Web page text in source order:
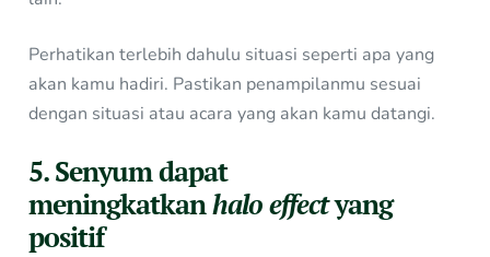
Perhatikan terlebih dahulu situasi seperti apa yang
akan kamu hadiri. Pastikan penampilanmu sesuai
dengan situasi atau acara yang akan kamu datangi.
5. Senyum dapat
meningkatkanhalo effectyang
positif